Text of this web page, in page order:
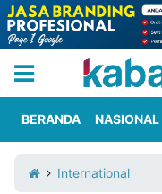
Iklan
Berita
Kami
BERANDA NASIONAL
International